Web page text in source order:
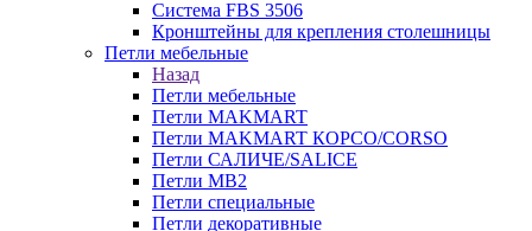
Система FBS 3506
Кронштейны для крепления столешницы
Петли мебельные
Назад
Петли мебельные
Петли MAKMART
Петли MAKMART КОРСО/CORSO
Петли САЛИЧЕ/SALICE
Петли MB2
Петли специальные
Петли декоративные